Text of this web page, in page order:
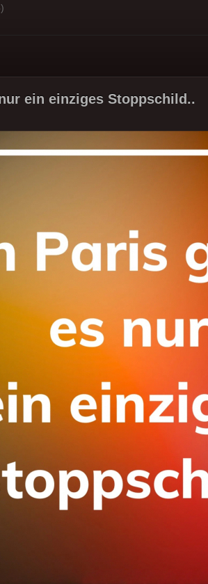
ein einziges Stoppschild..